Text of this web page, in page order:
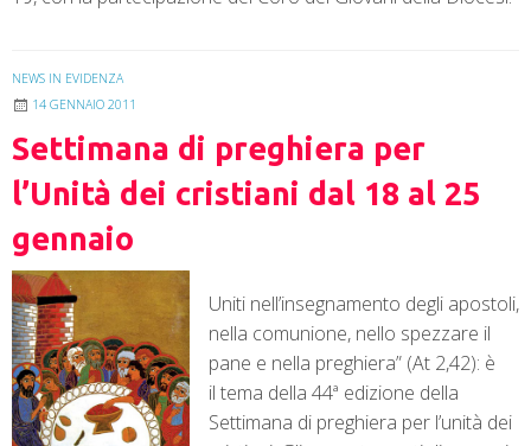
NEWS IN EVIDENZA
14 GENNAIO 2011
Settimana di preghiera per
l’Unità dei cristiani dal 18 al 25
gennaio
Uniti nell’insegnamento degli apostoli,
nella comunione, nello spezzare il
pane e nella preghiera” (At 2,42): è
il tema della 44ª edizione della
Settimana di preghiera per l’unità dei